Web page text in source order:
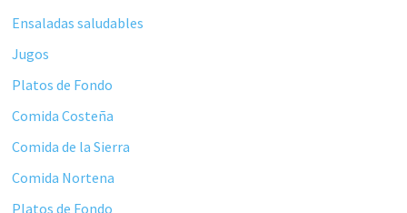
Ensaladas saludables
Jugos
Platos de Fondo
Comida Costeña
Comida de la Sierra
Comida Nortena
Platos de Fondo